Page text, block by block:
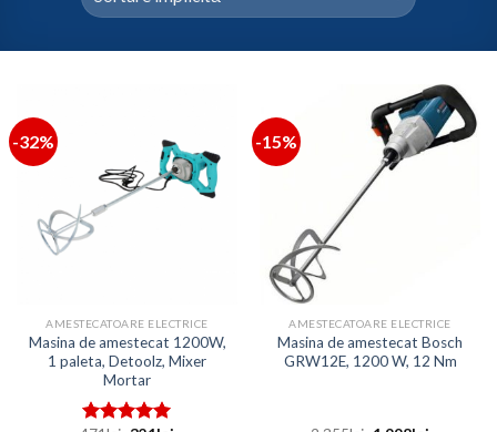
-32%
AMESTECATOARE ELECTRICE
Masina de amestecat 1200W,
1 paleta, Detoolz, Mixer
Mortar
-15%
AMESTECATOARE ELECTRICE
Masina de amestecat Bosch
GRW12E, 1200 W, 12 Nm